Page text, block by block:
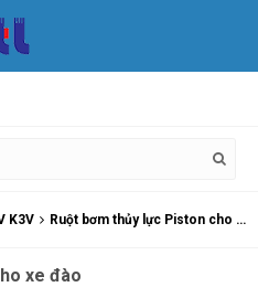
K3V Ruột bơm thủy lực Piston cho xe đào Komatsu PC400-6
xe đào